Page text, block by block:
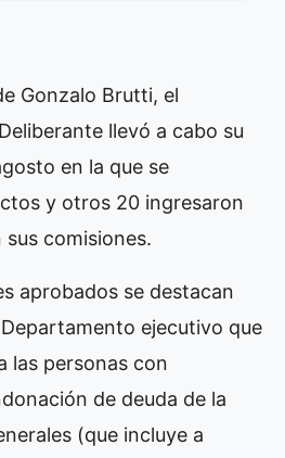
Gonzalo Brutti, el
llevó a cabo su
en la que se
y otros 20 ingresaron
comisiones.
aprobados se destacan
ejecutivo que
las personas con
de deuda de la
(que incluye a